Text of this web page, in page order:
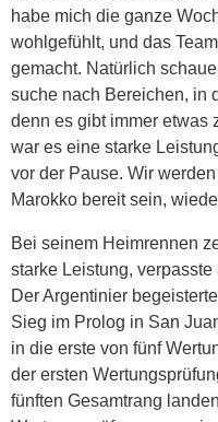
habe mich die ganze
wohlgefühlt, und das
gemacht. Natürlich
suche nach Bereichen, in
denn es gibt immer etwas
war es eine starke
vor der Pause. Wir
Marokko bereit sein,
Bei seinem Heimrennen
starke Leistung,
Der Argentinier
Sieg im Prolog in San
in die erste von fünf
der ersten
fünften Gesamtrang